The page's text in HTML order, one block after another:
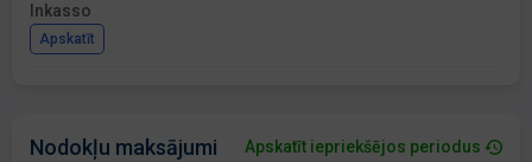
Inkasso
Apskatīt
Nodokļu maksājumi Apskatīt iepriekšējos periodus